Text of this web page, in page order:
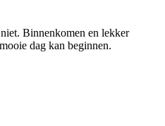
Binnenkomen en lekker
dag kan beginnen.